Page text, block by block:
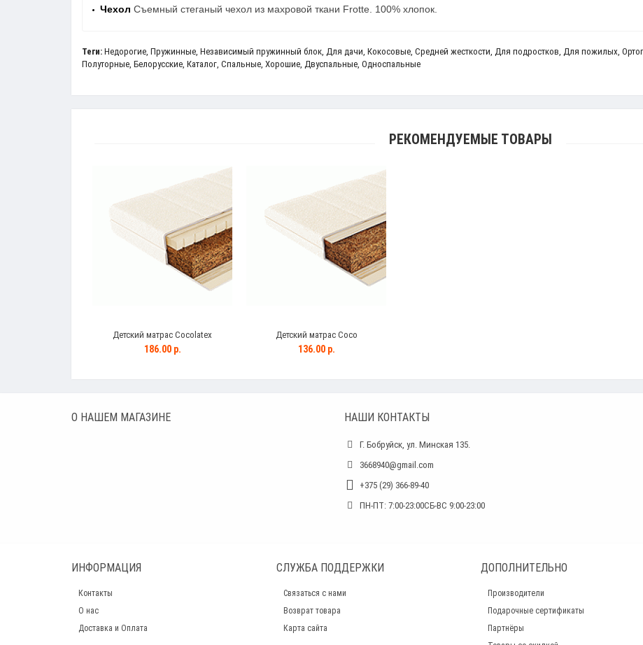
Чехол Съемный стеганый чехол из махровой ткани Frotte. 100% хлопок.
Теги: Недорогие Пружинные Независимый пружинный блок Для дачи Кокосовые Средней жесткости Для подростков Для пожилых
Полуторные Белорусские Каталог Спальные Хорошие Двуспальные Односпальные
РЕКОМЕНДУЕМЫЕ ТОВАРЫ
Детский матрас Cocolatex
186.00 р.
Детский матрас Coco
136.00 р.
О НАШЕМ МАГАЗИНЕ НАШИ КОНТАКТЫ
Г. Бобруйск, ул. Минская 135.
3668940@gmail.com
+375 (29) 366-89-40
ПН-ПТ: 7:00-23:00СБ-ВС 9:00-23:00
ИНФОРМАЦИЯ
Контакты
О нас
Доставка и Оплата
СЛУЖБА ПОДДЕРЖКИ
Связаться с нами
Возврат товара
Карта сайта
ДОПОЛНИТЕЛЬНО
Производители
Подарочные сертификаты
Партнёры